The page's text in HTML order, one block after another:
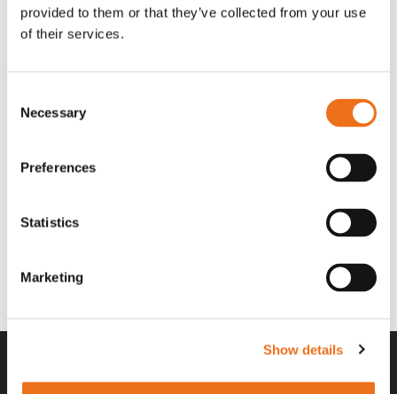
provided to them or that they’ve collected from your use
of their services.
Selection
Necessary
Preferences
Statistics
Marketing
Show details
Lägg till i varukorg
Rotor teeth 8t/6k 7.5Gr/8 R6/14 Rotor teeth 8t/6k 0Gr/8 R6/14